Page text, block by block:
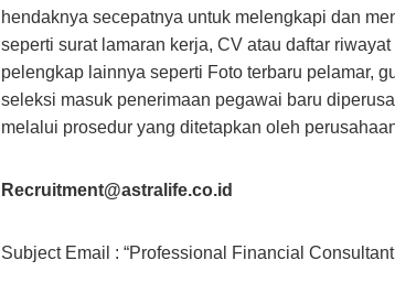
hendaknya secepatnya untuk melengkapi dan
seperti surat lamaran kerja, CV atau daftar
pelengkap lainnya seperti Foto terbaru pelamar,
seleksi masuk penerimaan pegawai baru
melalui prosedur yang ditetapkan oleh
Recruitment@astralife.co.id
Subject Email : “Professional Financial